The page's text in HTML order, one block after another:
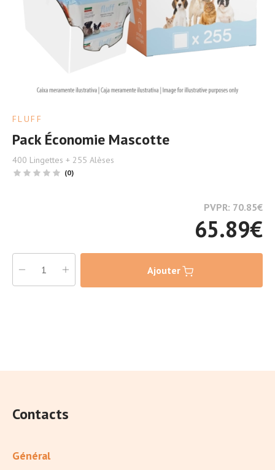
FLUFF
Pack Économie Mascotte
400 Lingettes + 255 Alèses
(0)
PVPR: 70.85€
65.89€
Ajouter
Contacts
Général